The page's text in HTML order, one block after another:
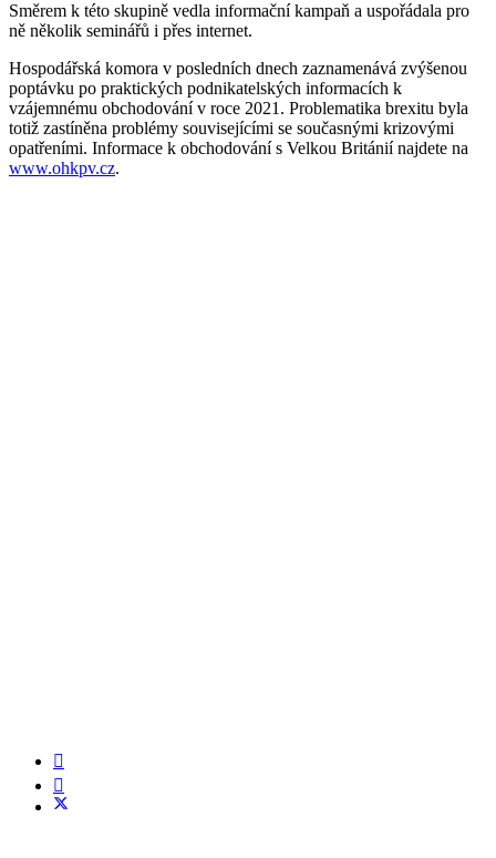
Směrem k této skupině vedla informační kampaň a uspořádala pro
ně několik seminářů i přes internet.
Hospodářská komora v posledních dnech zaznamenává zvýšenou
poptávku po praktických podnikatelských informacích k
vzájemnému obchodování v roce 2021. Problematika brexitu byla
totiž zastíněna problémy souvisejícími se současnými krizovými
opatřeními. Informace k obchodování s Velkou Británií najdete na
www.ohkpv.cz.